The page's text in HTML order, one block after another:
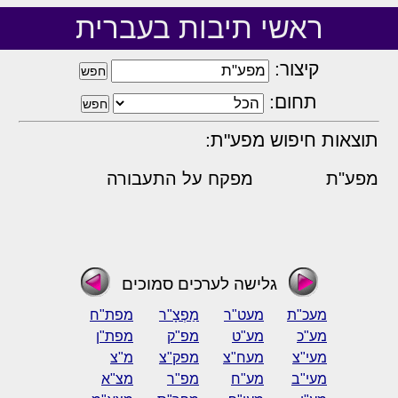
ראשי תיבות בעברית
קיצור:
תחום:
תוצאות חיפוש מפע"ת:
מפע"ת מפקח על התעבורה
גלישה לערכים סמוכים
מעכ"ת מעט"ר מַפְצָ"ר
מפת"ח
מע"כ
מע"ט מפ"ק
מפת"ן
מעי"צ
מעח"צ מפק"צ
מ"צ
מעי"ב
מע"ח מפ"ר
מצ"א